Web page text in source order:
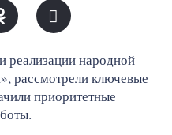
реализации народной
рассмотрели ключевые
приоритетные